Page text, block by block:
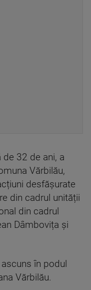
de 32 de ani, a
Vărbilău,
desfășurate
din cadrul unității
din cadrul
Dâmbovița și
în podul
Vărbilău.